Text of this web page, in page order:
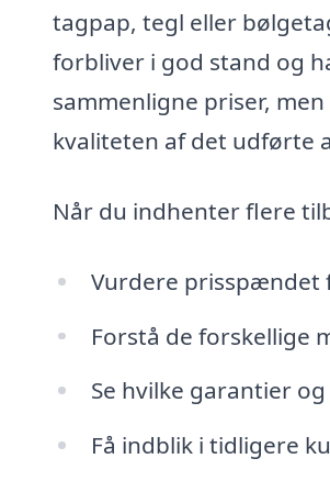
tagpap, tegl eller
forbliver i god stand og
sammenligne priser,
kvaliteten af det udførte
Når du indhenter flere
Vurdere prisspændet
Forstå de forskellige
Se hvilke garantier
Få indblik i tidligere